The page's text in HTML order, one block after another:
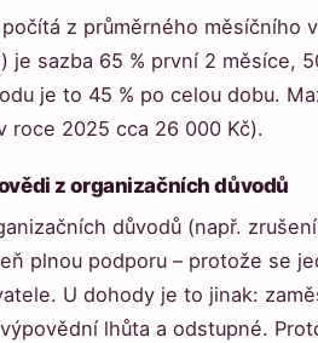
z průměrného měsíčního
je sazba 65 % první 2 měsíce,
je to 45 % po celou dobu.
roce 2025 cca 26 000 Kč).
z organizačních důvodů
důvodů (např.
plnou podporu – protože se
U dohody je to jinak:
lhůta a odstupné.